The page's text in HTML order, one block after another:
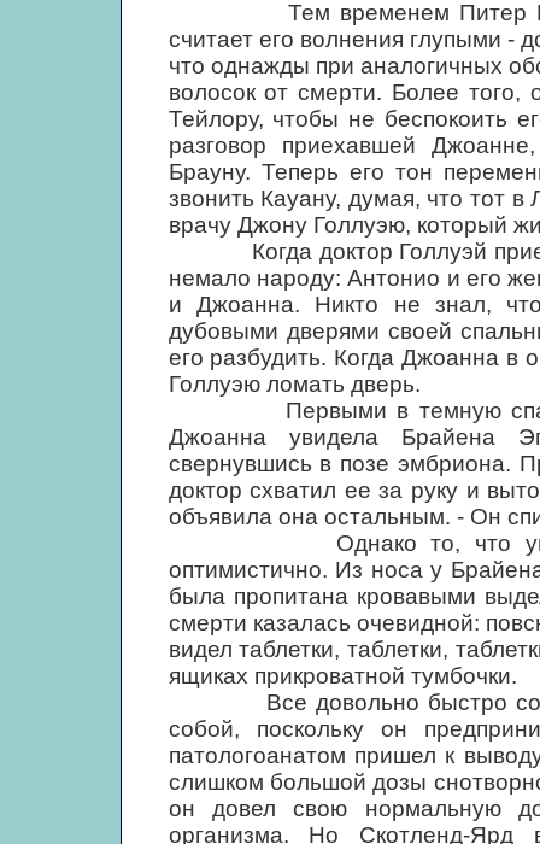
Тем временем Питер
считает его волнения глупыми -
что однажды при аналогичных
волосок от смерти. Более того,
Тейлору, чтобы не беспокоить
разговор приехавшей
Брауну. Теперь его тон
звонить Кауану, думая, что тот
врачу Джону Голлуэю, который
Когда доктор Голлуэй
немало народу: Антонио и его
и Джоанна. Никто не знал,
дубовыми дверями своей
его разбудить. Когда Джоанна в
Голлуэю ломать дверь.
Первыми в темную
Джоанна увидела Брайена
свернувшись в позе эмбриона.
доктор схватил ее за руку и
объявила она остальным. - Он
Однако то, что увидел
оптимистично. Из носа у
была пропитана кровавыми
смерти казалась очевидной:
видел таблетки, таблетки,
ящиках прикроватной тумбочки.
Все довольно быстро
собой, поскольку он
патологоанатом пришел к
слишком большой дозы
он довел свою нормальную
организма. Но Скотленд-